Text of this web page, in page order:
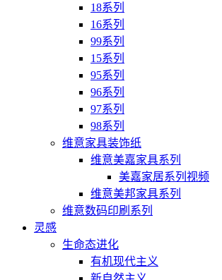
18系列
16系列
99系列
15系列
95系列
96系列
97系列
98系列
维意家具装饰纸
维意美嘉家具系列
美嘉家居系列视频
维意美邦家具系列
维意数码印刷系列
灵感
生命态进化
有机现代主义